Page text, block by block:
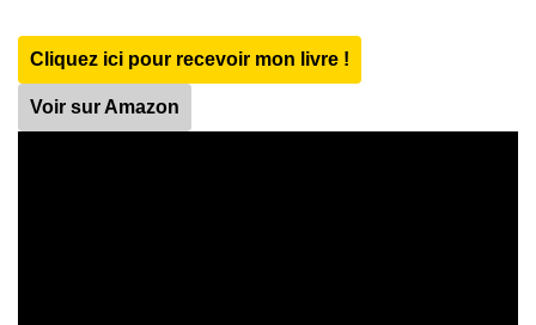
Cliquez ici pour recevoir mon livre !
Voir sur Amazon